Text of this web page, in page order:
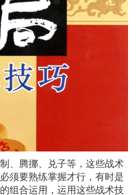
、腾挪、兑子等，这些战术
须要熟练掌握才行，有时是
组合运用，运用这些战术技